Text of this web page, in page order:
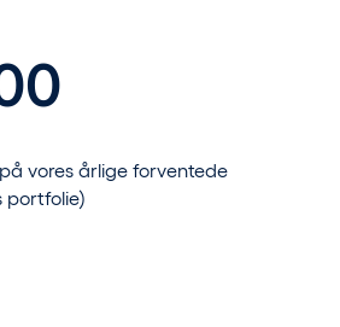
vores årlige forventede
portfolie)